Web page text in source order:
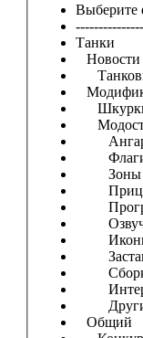
Выберите
Танки
Новости
Зоны
Общий